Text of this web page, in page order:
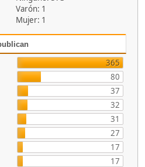
Varón: 1
Mujer: 1
365
80
37
32
31
27
17
17